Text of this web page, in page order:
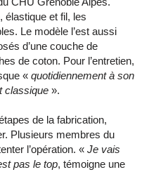
élastique et fil, les
Le modèle l’est aussi
d’une couche de
de coton. Pour l’entretien,
« quotidiennement à son
classique ».
de la fabrication,
Plusieurs membres du
l’opération. « Je vais
pas le top, témoigne une